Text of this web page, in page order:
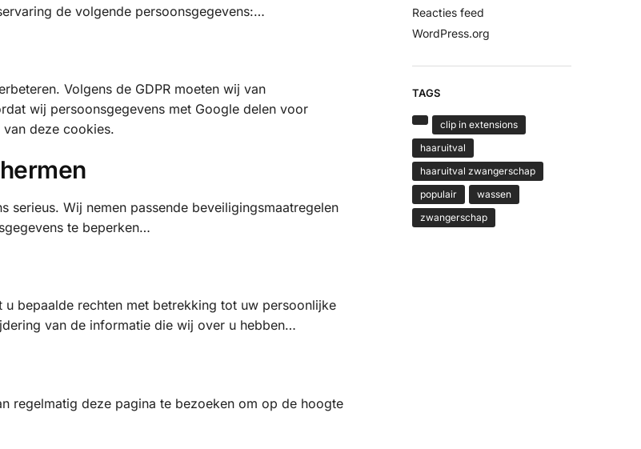
de volgende persoonsgegevens:…
Volgens de GDPR moeten wij van
wij persoonsgegevens met Google delen voor
deze cookies.
serieus. Wij nemen passende beveiligingsmaatregelen
te beperken…
u bepaalde rechten met betrekking tot uw persoonlijke
van de informatie die wij over u hebben…
regelmatig deze pagina te bezoeken om op de hoogte
Reacties feed
WordPress.org
TAGS
clip in extensions
haaruitval
haaruitval zwangerschap
populair
wassen
zwangerschap